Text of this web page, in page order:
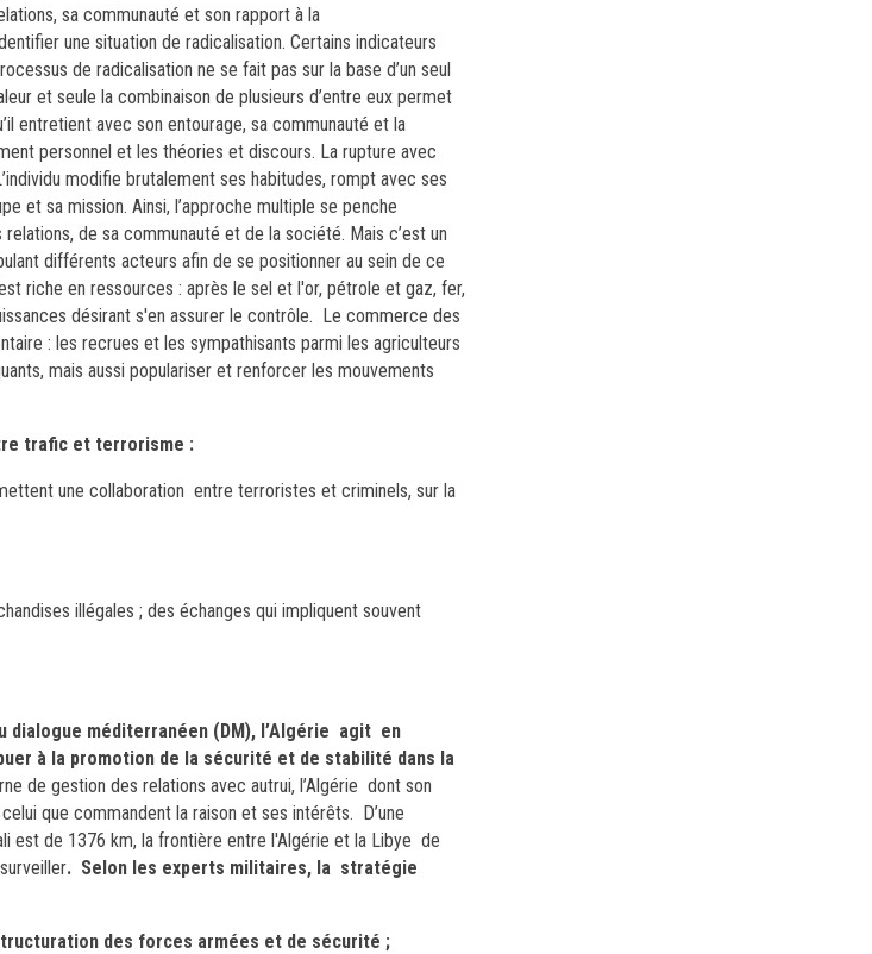
sa communauté et son rapport à la
une situation de radicalisation. Certains indicateurs
de radicalisation ne se fait pas sur la base d’un seul
et seule la combinaison de plusieurs d’entre eux permet
entretient avec son entourage, sa communauté et la
personnel et les théories et discours. La rupture avec
modifie brutalement ses habitudes, rompt avec ses
et sa mission. Ainsi, l’approche multiple se penche
de sa communauté et de la société. Mais c’est un
différents acteurs afin de se positionner au sein de ce
riche en ressources : après le sel et l'or, pétrole et gaz, fer,
désirant s'en assurer le contrôle. Le commerce des
: les recrues et les sympathisants parmi les agriculteurs
mais aussi populariser et renforcer les mouvements
trafic et terrorisme :
une collaboration entre terroristes et criminels, sur la
illégales ; des échanges qui impliquent souvent
méditerranéen (DM), l’Algérie agit en
à la promotion de la sécurité et de stabilité dans la
de gestion des relations avec autrui, l’Algérie dont son
que commandent la raison et ses intérêts. D’une
est de 1376 km, la frontière entre l'Algérie et la Libye de
. Selon les experts militaires, la stratégie
des forces armées et de sécurité ;